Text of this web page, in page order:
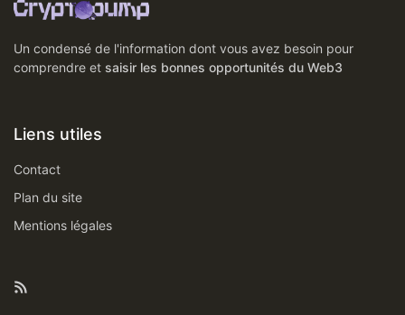
Un condensé de l'information dont vous avez besoin pour
comprendre et saisir les bonnes opportunités du Web3
Liens utiles
Contact
Plan du site
Mentions légales
Rss